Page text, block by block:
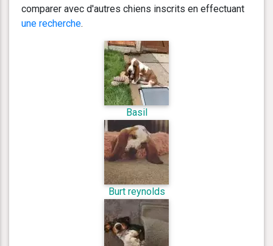
comparer avec d'autres chiens inscrits en effectuant
une recherche.
Basil
Burt reynolds